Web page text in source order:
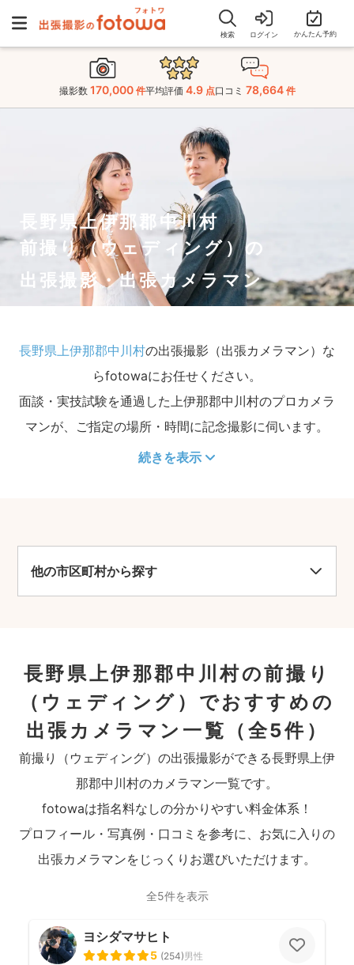
検索 ログイン かんたん予約
撮影数 170,000 件平均評価 4.9 点口コミ 78,664 件
長野県上伊那郡中川村
前撮り（ウェディング）の
出張撮影・出張カメラマン
長野県上伊那郡中川村の出張撮影（出張カメラマン）な
らfotowaにお任せください。
面談・実技試験を通過した上伊那郡中川村のプロカメラ
マンが、ご指定の場所・時間に記念撮影に伺います。
続きを表示
他の市区町村から探す
長野県上伊那郡中川村の前撮り
（ウェディング）でおすすめの
出張カメラマン一覧
（全5件）
前撮り（ウェディング）の出張撮影ができる長野県上伊
那郡中川村のカメラマン一覧です。
fotowaは指名料なしの分かりやすい料金体系！
プロフィール・写真例・口コミを参考に、お気に入りの
出張カメラマンをじっくりお選びいただけます。
全5件を表示
ヨシダマサヒト
5 (254)男性